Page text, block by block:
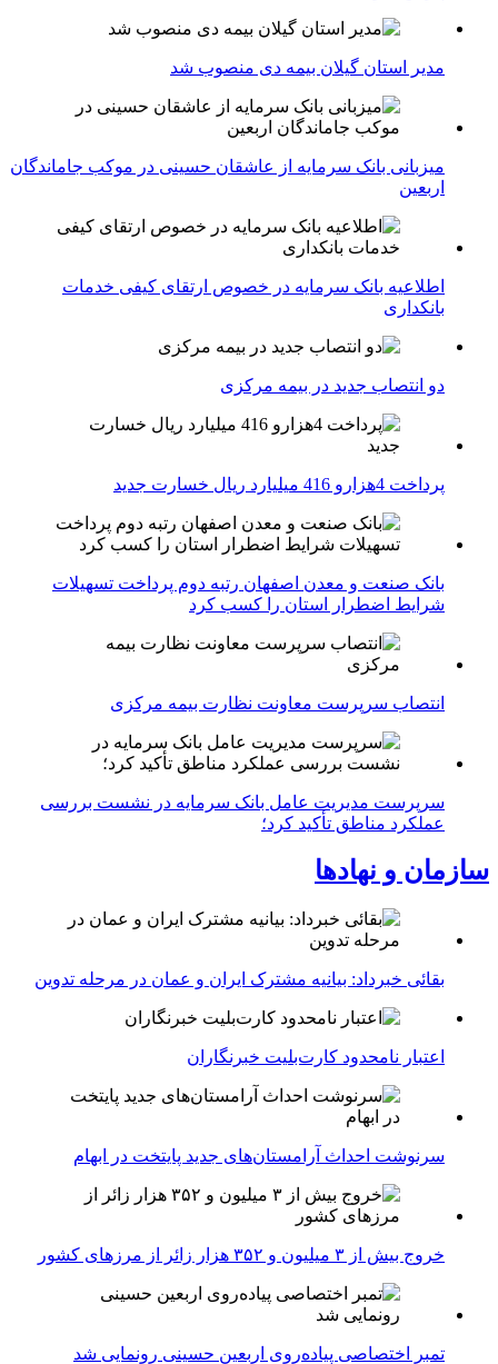
مدیر استان گیلان بیمه دی منصوب شد
میزبانی بانک سرمایه از عاشقان حسینی در موکب جاماندگان
اربعین
اطلاعیه بانک سرمایه در خصوص ارتقای کیفی خدمات
بانکداری
دو انتصاب جدید در بیمه مركزی
پرداخت 4هزارو 416 میلیارد ریال خسارت جدید
بانک صنعت و معدن اصفهان رتبه دوم پرداخت تسهیلات
شرایط اضطرار استان را کسب کرد
انتصاب سرپرست معاونت نظارت بیمه مرکزی
سرپرست مدیریت عامل بانک سرمایه در نشست بررسی
عملکرد مناطق تأکید کرد؛
سازمان و نهادها
بقائی خبرداد: بیانیه مشترک ایران و عمان در مرحله تدوین
اعتبار نامحدود کارت‌بلیت خبرنگاران
سرنوشت احداث آرامستان‌های جدید پایتخت در ابهام
خروج بیش از ۳ میلیون و ۳۵۲ هزار زائر از مرزهای کشور
تمبر اختصاصی پیاده‌روی اربعین حسینی رونمایی شد